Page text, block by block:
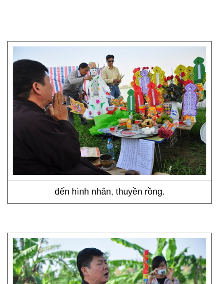
đến hình nhân, thuyền rồng.